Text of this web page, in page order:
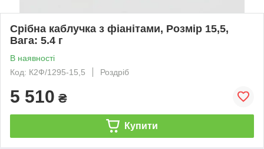
Срібна каблучка з фіанітами, Розмір 15,5,
Вага: 5.4 г
В наявності
Код: К2Ф/1295-15,5
Роздріб
5 510 ₴
Купити